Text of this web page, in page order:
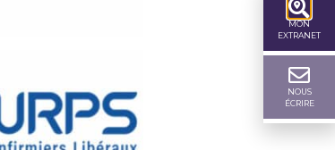
MON
EXTRANET
NOUS
ÉCRIRE